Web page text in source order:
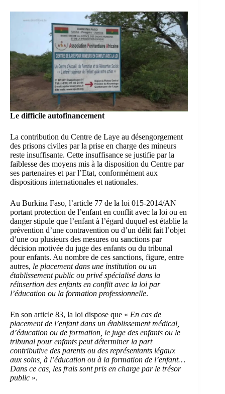
Le difficile autofinancement
La contribution du Centre de Laye au désengorgement
des prisons civiles par la prise en charge des mineurs
reste insuffisante. Cette insuffisance se justifie par la
faiblesse des moyens mis à la disposition du Centre par
ses partenaires et par l’Etat, conformément aux
dispositions internationales et nationales.
Au Burkina Faso, l’article 77 de la loi 015-2014/AN
portant protection de l’enfant en conflit avec la loi ou en
danger stipule que l’enfant à l’égard duquel est établie la
prévention d’une contravention ou d’un délit fait l’objet
d’une ou plusieurs des mesures ou sanctions par
décision motivée du juge des enfants ou du tribunal
pour enfants. Au nombre de ces sanctions, figure, entre
autres, le placement dans une institution ou un
établissement public ou privé spécialisé dans la
réinsertion des enfants en conflit avec la loi par
l’éducation ou la formation professionnelle.
En son article 83, la loi dispose que « En cas de
placement de l’enfant dans un établissement médical,
d’éducation ou de formation, le juge des enfants ou le
tribunal pour enfants peut déterminer la part
contributive des parents ou des représentants légaux
aux soins, à l’éducation ou à la formation de l’enfant…
Dans ce cas, les frais sont pris en charge par le trésor
public ».